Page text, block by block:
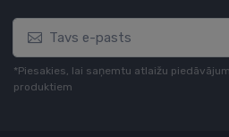
*Piesakies, lai saņemtu atlaižu
produktiem